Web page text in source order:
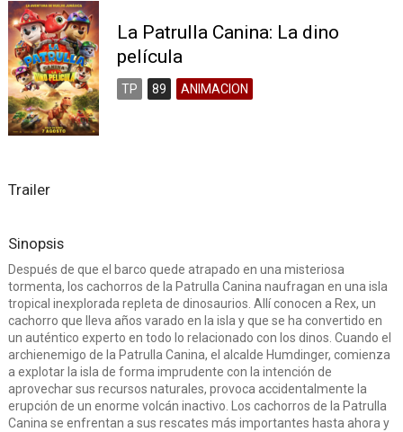
La Patrulla Canina: La dino
película
TP 89 ANIMACION
Trailer
Sinopsis
Después de que el barco quede atrapado en una misteriosa
tormenta, los cachorros de la Patrulla Canina naufragan en una isla
tropical inexplorada repleta de dinosaurios. Allí conocen a Rex, un
cachorro que lleva años varado en la isla y que se ha convertido en
un auténtico experto en todo lo relacionado con los dinos. Cuando el
archienemigo de la Patrulla Canina, el alcalde Humdinger, comienza
a explotar la isla de forma imprudente con la intención de
aprovechar sus recursos naturales, provoca accidentalmente la
erupción de un enorme volcán inactivo. Los cachorros de la Patrulla
Canina se enfrentan a sus rescates más importantes hasta ahora y